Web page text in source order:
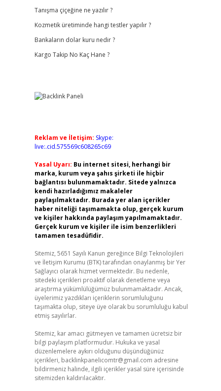
Tanışma çiçeğine ne yazılır ?
Kozmetik üretiminde hangi testler yapılır ?
Bankaların dolar kuru nedir ?
Kargo Takip No Kaç Hane ?
Reklam ve İletişim: Skype:
live:.cid.575569c608265c69
Yasal Uyarı: Bu internet sitesi, herhangi bir
marka, kurum veya şahıs şirketi ile hiçbir
bağlantısı bulunmamaktadır. Sitede yalnızca
kendi hazırladığımız makaleler
paylaşılmaktadır. Burada yer alan içerikler
haber niteliği taşımamakta olup, gerçek kurum
ve kişiler hakkında paylaşım yapılmamaktadır.
Gerçek kurum ve kişiler ile isim benzerlikleri
tamamen tesadüfidir.
Sitemiz, 5651 Sayılı Kanun gereğince Bilgi Teknolojileri
ve İletişim Kurumu (BTK) tarafından onaylanmış bir Yer
Sağlayıcı olarak hizmet vermektedir. Bu nedenle,
sitedeki içerikleri proaktif olarak denetleme veya
araştırma yükümlülüğümüz bulunmamaktadır. Ancak,
üyelerimiz yazdıkları içeriklerin sorumluluğunu
taşımakta olup, siteye üye olarak bu sorumluluğu kabul
etmiş sayılırlar.
Sitemiz, kar amacı gütmeyen ve tamamen ücretsiz bir
bilgi paylaşım platformudur. Hukuka ve yasal
düzenlemelere aykırı olduğunu düşündüğünüz
içerikleri, backlinkpanelicomtr@gmail.com adresine
bildirmeniz halinde, ilgili içerikler yasal süre içerisinde
sitemizden kaldırılacaktır.